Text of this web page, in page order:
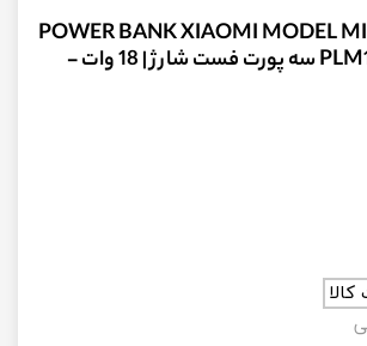
پاوربانک شیائومی POWER BANK XIAOMI MODEL MI
PLM18ZM 20000mAh سه پورت فست شارژ | 18 وات -